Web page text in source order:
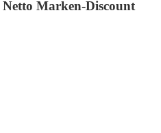
Netto Marken-Discount